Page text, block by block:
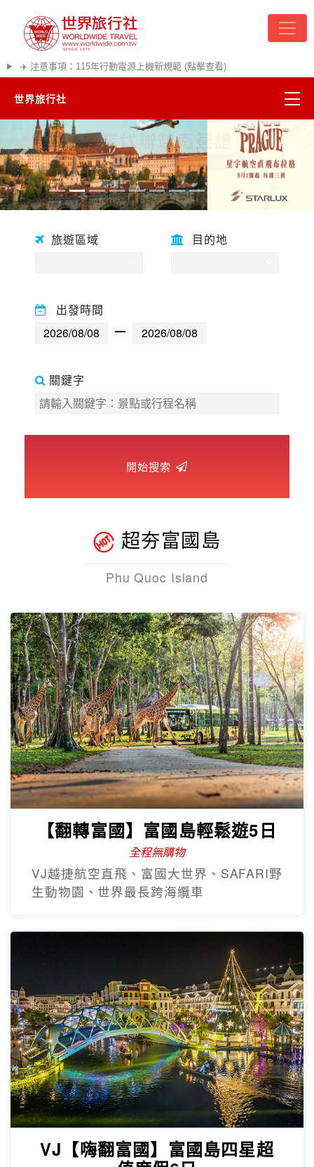
✈️ 注意事項：115年行動電源上機新規範 (點擊查看)
世界旅行社
精彩越南
熱門韓國
超夯日本
世界臻旅
歐洲之旅
往前 往後
旅遊區域 目的地
出發時間
關鍵字
開始搜索
超夯富國島
Phu Quoc Island
【翻轉富國】富國島輕鬆遊5日
全程無購物
VJ越捷航空直飛、富國大世界、SAFARI野
生動物園、世界最長跨海纜車
VJ【嗨翻富國】富國島四星超